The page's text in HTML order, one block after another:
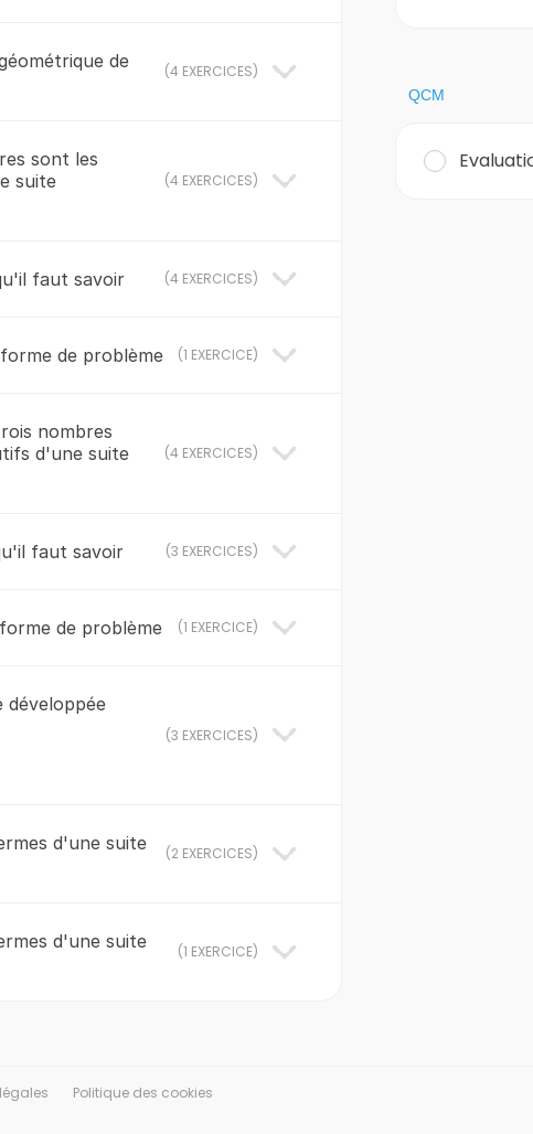
de
(4 EXERCICES)
sont les
suite
(4 EXERCICES)
faut savoir (4 EXERCICES)
de problème (1 EXERCICE)
nombres
d'une suite
(4 EXERCICES)
faut savoir (3 EXERCICES)
de problème (1 EXERCICE)
développée
(3 EXERCICES)
d'une suite
(2 EXERCICES)
d'une suite
(1 EXERCICE)
QCM
Politique des cookies